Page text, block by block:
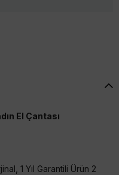
El Çantası
1 Yıl Garantili Ürün 2